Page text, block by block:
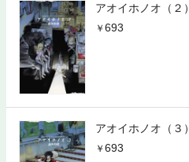
アオイホノオ（２）
693
アオイホノオ（３）
693